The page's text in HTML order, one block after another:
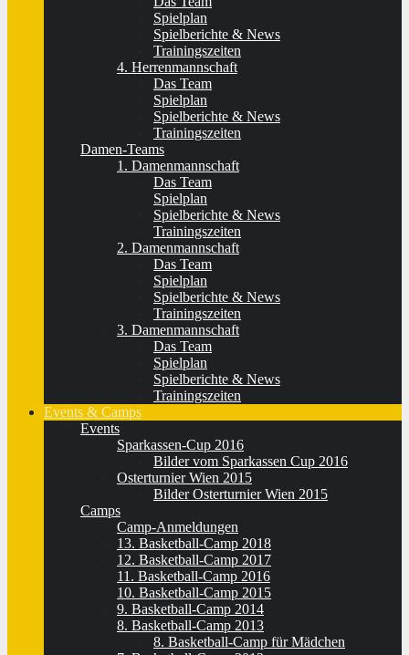
Spielplan
Spielberichte & News
Trainingszeiten
4. Herrenmannschaft
Das Team
Spielplan
Spielberichte & News
Trainingszeiten
Damen-Teams
1. Damenmannschaft
Das Team
Spielplan
Spielberichte & News
Trainingszeiten
2. Damenmannschaft
Das Team
Spielplan
Spielberichte & News
Trainingszeiten
3. Damenmannschaft
Das Team
Spielplan
Spielberichte & News
Trainingszeiten
Events & Camps
Events
Sparkassen-Cup 2016
Bilder vom Sparkassen Cup 2016
Osterturnier Wien 2015
Bilder Osterturnier Wien 2015
Camps
Camp-Anmeldungen
13. Basketball-Camp 2018
12. Basketball-Camp 2017
11. Basketball-Camp 2016
10. Basketball-Camp 2015
9. Basketball-Camp 2014
8. Basketball-Camp 2013
8. Basketball-Camp für Mädchen